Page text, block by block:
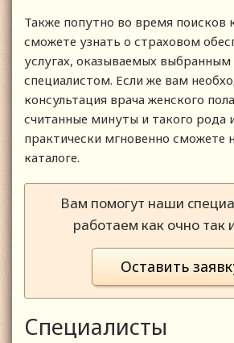
Также попутно во время поисков
сможете узнать о страховом
услугах, оказываемых
специалистом. Если же вам
консультация врача женского
считанные минуты и такого
практически мгновенно сможете
каталоге.
Вам помогут наши
работаем как очно так
Оставить
Специалисты